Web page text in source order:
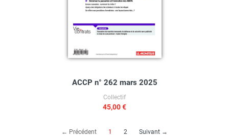
ACCP n° 262 mars 2025
Collectif
45,00 €
← Précédent 1 (current)
2 Suivant →